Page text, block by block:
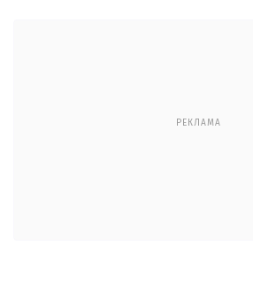
РЕКЛАМА